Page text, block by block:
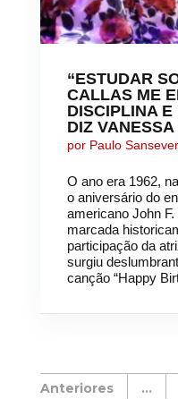
“ESTUDAR
CALLAS ME
DISCIPLINA E
DIZ
por Paulo
O ano era 1962,
o aniversário do
americano John
marcada
participação da
surgiu
canção “Happy
...